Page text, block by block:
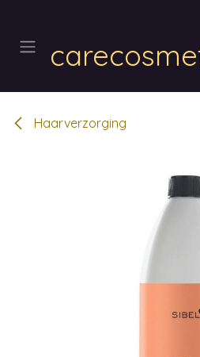
Haarverzorging